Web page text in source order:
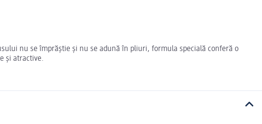
nu se împrăștie și nu se adună în pliuri, formula specială conferă o
și atractive.